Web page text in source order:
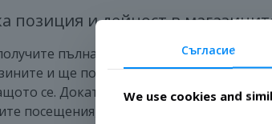
позиция и дейност в
пълна видимост на всяка
и ще получавате актуализации в
се. Докато вашите търговски
посещения, приложението осигурява
Съгласие
We use cookies and